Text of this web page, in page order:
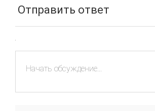
Отправить ответ